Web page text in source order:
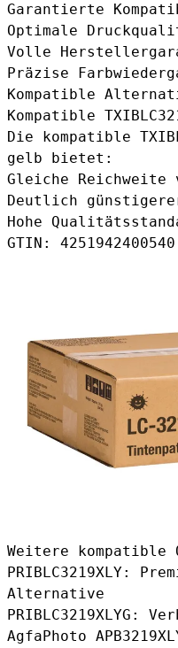
Garantierte
Optimale
Volle
Präzise
Kompatible
Kompatible
Die
kompatible
gelb bietet:
Gleiche Reichweite
Deutlich
Hohe
GTIN: 4251942400540
Weitere kompatible
PRIBLC3219XLY:
Alternative
PRIBLC3219XLYG :
AgfaPhoto